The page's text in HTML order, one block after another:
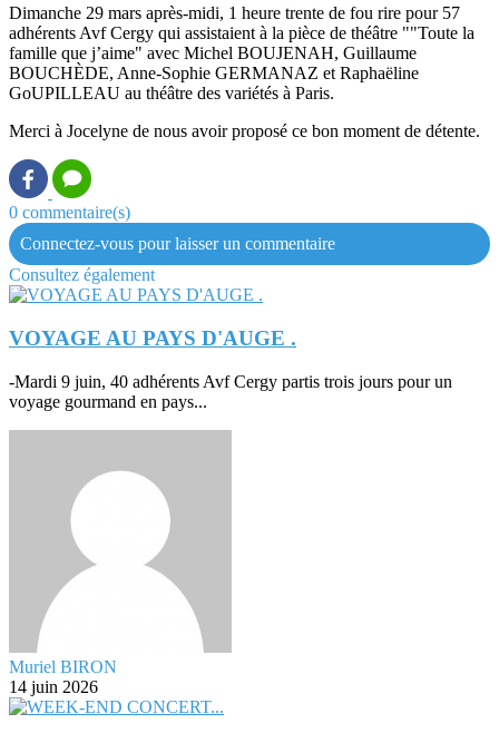
Dimanche 29 mars après-midi, 1 heure trente de fou rire pour 57
adhérents Avf Cergy qui assistaient à la pièce de théâtre ""Toute la
famille que j’aime" avec Michel BOUJENAH, Guillaume
BOUCHÈDE, Anne‑Sophie GERMANAZ et Raphaëline
GoUPILLEAU au théâtre des variétés à Paris.
Merci à Jocelyne de nous avoir proposé ce bon moment de détente.
0 commentaire(s)
Connectez-vous pour laisser un commentaire
Consultez également
VOYAGE AU PAYS D'AUGE .
-Mardi 9 juin, 40 adhérents Avf Cergy partis trois jours pour un
voyage gourmand en pays...
Muriel BIRON
14 juin 2026